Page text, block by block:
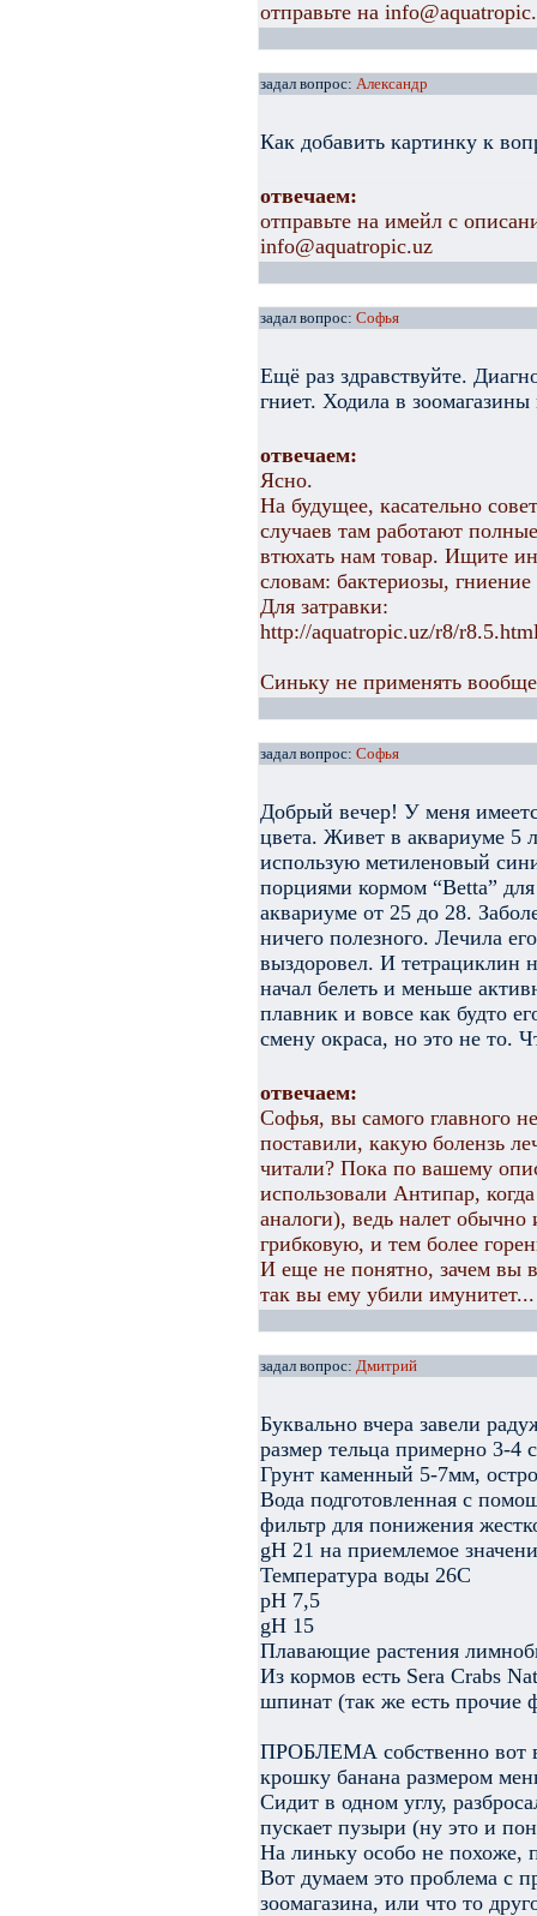
отправьте на
задал вопрос: Александр
Как добавить картинку к
отвечаем:
отправьте на имейл с
info@aquatropic.uz
задал вопрос: Софья
Ещё раз здравствуйте.
гниет. Ходила в
отвечаем:
Ясно.
На будущее, касательно
случаев там работают
втюхать нам товар. Ищите
словам: бактериозы,
Для затравки:
http://aquatropic.uz/r8/
Синьку не применять
задал вопрос: Софья
Добрый вечер! У меня
цвета. Живет в аквариуме 5
использую метиленовый
порциями кормом “Betta”
аквариуме от 25 до 28.
ничего полезного. Лечила
выздоровел. И тетрациклин
начал белеть и меньше
плавник и вовсе как будто
смену окраса, но это не то.
отвечаем:
Софья, вы самого главного
поставили, какую болензь
читали? Пока по вашему
использовали Антипар,
аналоги), ведь налет
грибковую, и тем более
И еще не понятно, зачем вы
так вы ему убили имунитет...
задал вопрос: Дмитрий
Буквально вчера завели
размер тельца примерно 3-4
Грунт каменный 5-7мм,
Вода подготовленная с
фильтр для понижения
gH 21 на приемлемое
Температура воды 26С
pH 7,5
gH 15
Плавающие растения
Из кормов есть Sera Crabs
шпинат (так же есть прочие
ПРОБЛЕМА собственно вот
крошку банана размером
Сидит в одном углу,
пускает пузыри (ну это и
На линьку особо не похоже,
Вот думаем это проблема с
зоомагазина, или что то